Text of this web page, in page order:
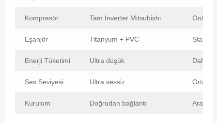
Kompresör Tam Inverter Mitsubishi On/Off
Eşanjör Titanyum + PVC
Enerji Tüketimi Ultra düşük Daha
Ses Seviyesi Ultra sessiz Orta-
Kurulum Doğrudan bağlantı Ara